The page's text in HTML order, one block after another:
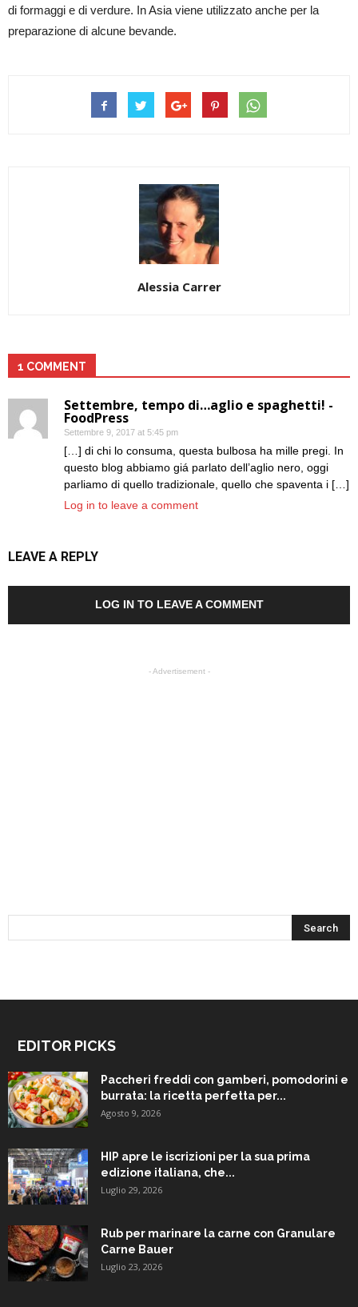
di formaggi e di verdure. In Asia viene utilizzato anche per la
preparazione di alcune bevande.
Alessia Carrer
1 COMMENT
Settembre, tempo di…aglio e spaghetti! -
FoodPress
Settembre 9, 2017 at 5:45 pm
[…] di chi lo consuma, questa bulbosa ha mille pregi. In
questo blog abbiamo giá parlato dell’aglio nero, oggi
parliamo di quello tradizionale, quello che spaventa i […]
Log in to leave a comment
LEAVE A REPLY
LOG IN TO LEAVE A COMMENT
- Advertisement -
EDITOR PICKS
Paccheri freddi con gamberi, pomodorini e
burrata: la ricetta perfetta per...
Agosto 9, 2026
HIP apre le iscrizioni per la sua prima
edizione italiana, che...
Luglio 29, 2026
Rub per marinare la carne con Granulare
Carne Bauer
Luglio 23, 2026